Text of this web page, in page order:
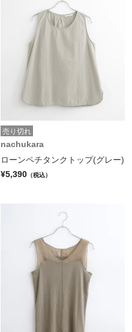
売り切れ
nachukara
ローンペチタンクトップ(グレー)
¥5,390 （税込）